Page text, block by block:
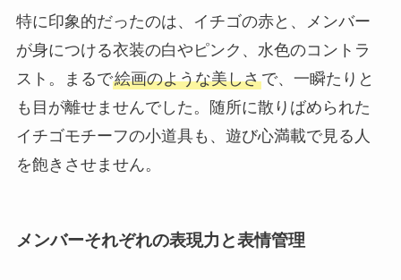
特に印象的だったのは、イチゴの赤と、メンバー
が身につける衣装の白やピンク、水色のコントラ
スト。まるで絵画のような美しさで、一瞬たりと
も目が離せませんでした。随所に散りばめられた
イチゴモチーフの小道具も、遊び心満載で見る人
を飽きさせません。
メンバーそれぞれの表現力と表情管理